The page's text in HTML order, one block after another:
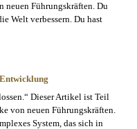
neuen Führungskräften. Du
Welt verbessern. Du hast
Dieser Artikel ist Teil
von neuen Führungskräften.
System, das sich in